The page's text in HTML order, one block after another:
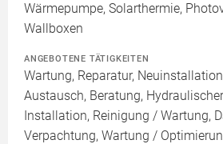
Wärmepumpe, Solarthermie,
Wallboxen
ANGEBOTENE TÄTIGKEITEN
Wartung, Reparatur,
Austausch, Beratung,
Installation, Reinigung / Wartung,
Verpachtung, Wartung /